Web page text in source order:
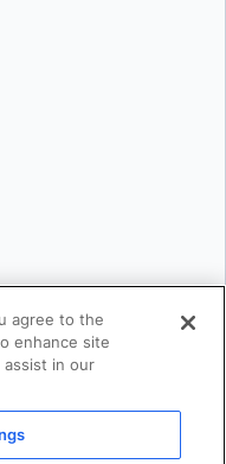
agree to the
enhance site
assist in our